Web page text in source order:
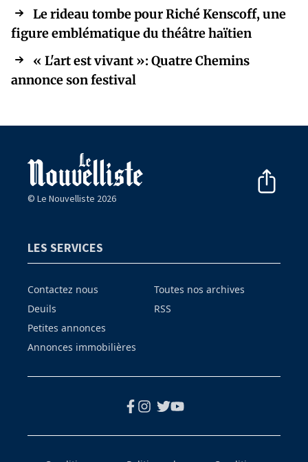
Le rideau tombe pour Riché Kenscoff, une
figure emblématique du théâtre haïtien
« L'art est vivant »: Quatre Chemins
annonce son festival
© Le Nouvelliste 2026
LES SERVICES
Contactez nous
Deuils
Petites annonces
Annonces immobilières
Toutes nos archives
RSS